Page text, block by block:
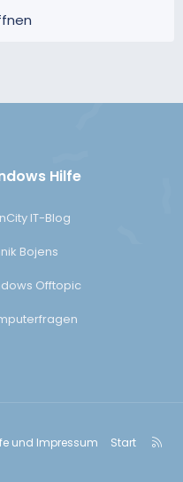
Hilfe
IT-Blog
Bojens
Offtopic
und Impressum Start
R